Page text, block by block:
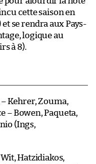
cette saison en
se rendra aux Pays-
logique au
à 8).
Kehrer, Zouma,
– Bowen, Paqueta,
(Ings,
Wit, Hatzidiakos,